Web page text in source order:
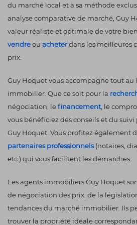
du marché local et à sa méthode
analyse comparative de marché, Guy
valeur réaliste et optimale de votre
vendreou acheterdans les meilleures
prix.
Guy Hoquet vous accompagne tout au
immobilier. Que ce soit pour la
négociation, lefinancement , le
vous bénéficiez des conseils et du
Guy Hoquet. Vous profitez également
partenaires professionnels(notaires,
etc.) qui vous facilitent les démarches.
Les agents immobiliers Guy Hoquet
de négociation des prix, de la
tendances du marché immobilier. Ils
trouver la propriété idéale